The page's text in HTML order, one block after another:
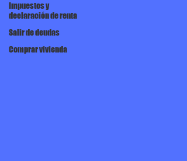
Impuestos y
declaración de renta
Salir de deudas
Comprar vivienda